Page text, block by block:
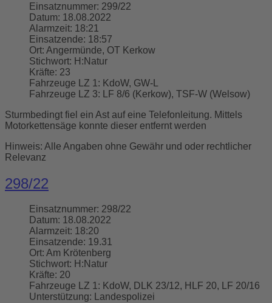
Einsatznummer: 299/22
Datum: 18.08.2022
Alarmzeit: 18:21
Einsatzende: 18:57
Ort: Angermünde, OT Kerkow
Stichwort: H:Natur
Kräfte: 23
Fahrzeuge LZ 1: KdoW, GW-L
Fahrzeuge LZ 3:
LF 8/6 (Kerkow), TSF-W (Welsow)
Sturmbedingt fiel ein Ast auf eine Telefonleitung. Mittels
Motorkettensäge konnte dieser entfernt werden
Hinweis: Alle Angaben ohne Gewähr und oder rechtlicher
Relevanz
298/22
Einsatznummer: 298/22
Datum: 18.08.2022
Alarmzeit: 18:20
Einsatzende: 19.31
Ort: Am Krötenberg
Stichwort: H:Natur
Kräfte: 20
Fahrzeuge LZ 1: KdoW, DLK 23/12, HLF 20, LF 20/16
Unterstützung: Landespolizei